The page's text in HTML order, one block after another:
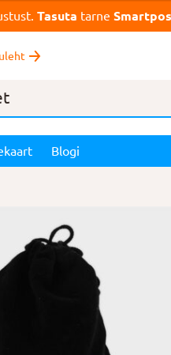
Tasuta tarne
Blogi